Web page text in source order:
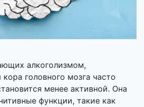
алкоголизмом,
кора головного мозга часто
менее активной. Она
функции, такие как